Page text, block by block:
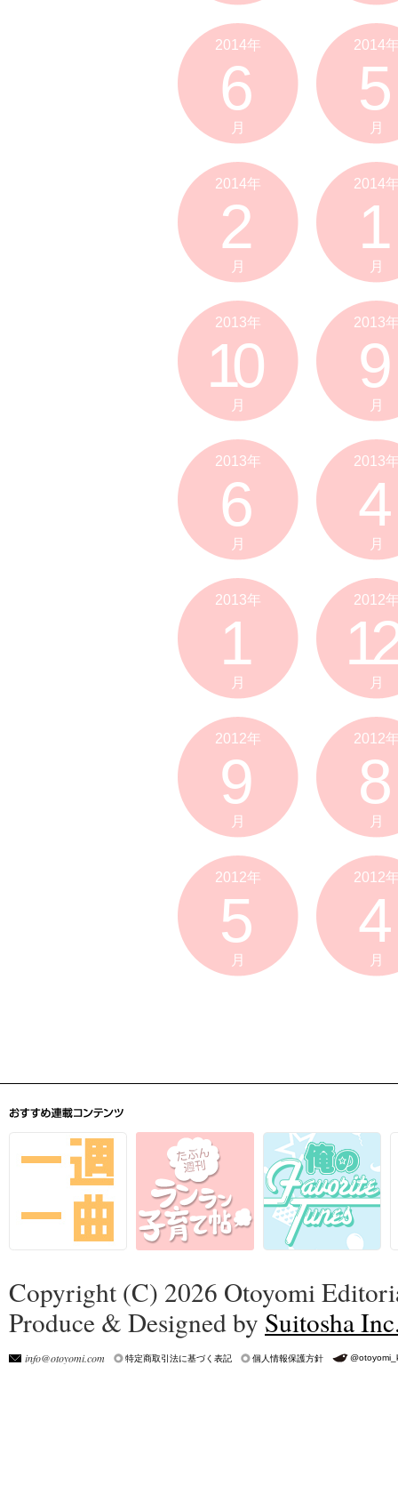
2014年
6
月
2014
5
月
2014年
2
月
2014
1
月
2013年
10
月
2013
9
月
2013年
6
月
2013
4
月
2013年
1
月
2012
12
月
2012年
9
月
2012
8
月
2012年
5
月
2012
4
月
Copyright (C) 2026 Otoyomi
Produce & Designed by Suitosha
info@otoyomi.com 特定商取引法に基づく表記 個人情報保護方針